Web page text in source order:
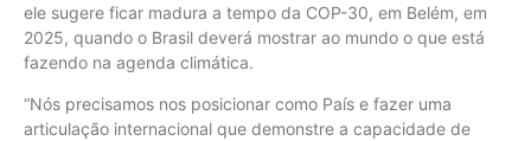
ele sugere ficar madura a tempo da COP-30, em Belém, em
2025, quando o Brasil deverá mostrar ao mundo o que está
fazendo na agenda climática.
“Nós precisamos nos posicionar como País e fazer uma
articulação internacional que demonstre a capacidade de